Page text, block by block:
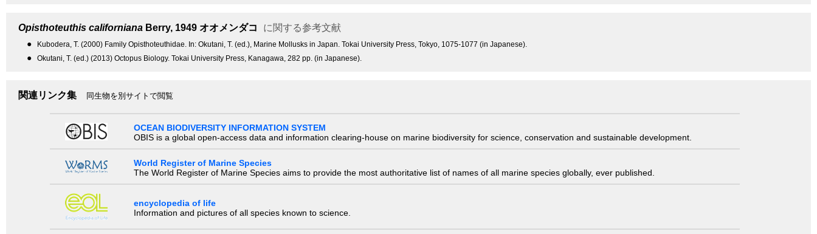
Opisthoteuthis californiana Berry, 1949 オオメンダコ に関する参考文献
● Kubodera, T. (2000) Family Opisthoteuthidae. In: Okutani, T. (ed.), Marine Mollusks in Japan. Tokai University Press, Tokyo, 1075-1077 (in Japanese).
● Okutani, T. (ed.) (2013) Octopus Biology. Tokai University Press, Kanagawa, 282 pp. (in Japanese).
関連リンク集 同生物を別サイトで閲覧
OCEAN BIODIVERSITY INFORMATION SYSTEM
OBIS is a global open-access data and information clearing-house on marine biodiversity for science, conservation and sustainable development.
World Register of Marine Species
The World Register of Marine Species aims to provide the most authoritative list of names of all marine species globally, ever published.
encyclopedia of life
Information and pictures of all species known to science.